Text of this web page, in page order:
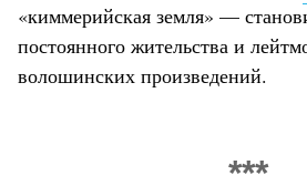
«киммерийская земля» —
постоянного жительства и
волошинских произведений.